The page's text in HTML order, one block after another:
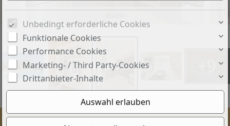
Unbedingt erforderliche Cookies
Funktionale Cookies
Performance Cookies
Marketing- / Third Party-Cookies
Drittanbieter-Inhalte